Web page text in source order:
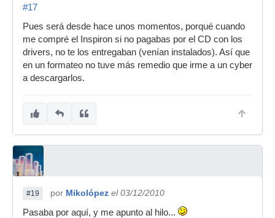
#17
Pues será desde hace unos momentos, porqué cuando
me compré el Inspiron si no pagabas por el CD con los
drivers, no te los entregaban (venían instalados). Así que
en un formateo no tuve más remedio que irme a un cyber
a descargarlos.
#19 por Mikolópez el 03/12/2010
Pasaba por aquí, y me apunto al hilo...